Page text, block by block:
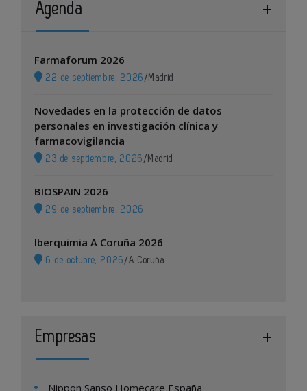
Agenda
Farmaforum 2026
22 de septiembre, 2026 / Madrid
Novedades en la protección de datos
personales en investigación clínica y
farmacovigilancia
23 de septiembre, 2026 / Madrid
BIOSPAIN 2026
29 de septiembre, 2026
Iberquimia A Coruña 2026
6 de octubre, 2026 /A Coruña
Empresas
Nippon Sanso Homecare España